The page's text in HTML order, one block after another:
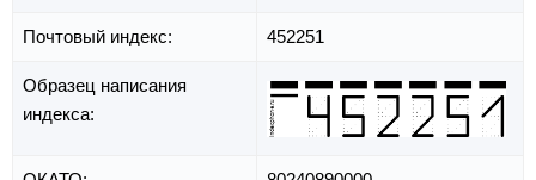
Почтовый индекс: 452251
Образец написания
индекса: